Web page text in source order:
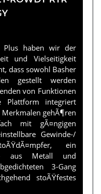
Plus haben wir der
und Vielseitigkeit
dass sowohl Basher
gestellt werden
von Funktionen
integriert
gehÃ¶ren
mit gÃ¤ngigen
Gewinde-/
ein
aus Metall und
3-Gang
stoÃŸfestes